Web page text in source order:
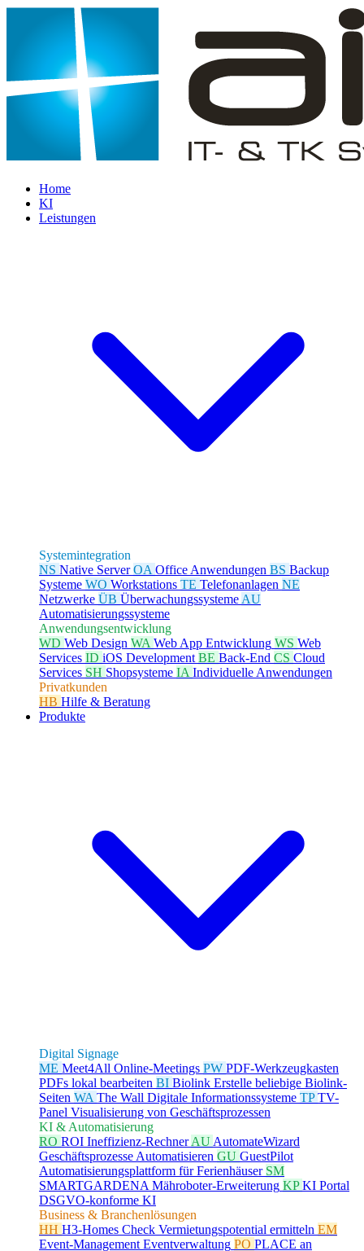
Home
KI
Leistungen
Systemintegration
NS Native Server OA Office Anwendungen BS Backup
Systeme WO Workstations TE Telefonanlagen NE
Netzwerke ÜB Überwachungssysteme AU
Automatisierungssysteme
Anwendungsentwicklung
WD Web Design WA Web App Entwicklung WS Web
Services ID iOS Development BE Back-End CS Cloud
Services SH Shopsysteme IA Individuelle Anwendungen
Privatkunden
HB Hilfe & Beratung
Produkte
Digital Signage
ME Meet4All Online-Meetings PW PDF-Werkzeugkasten
PDFs lokal bearbeiten BI Biolink Erstelle beliebige Biolink-
Seiten WA The Wall Digitale Informationssysteme TPTV-
Panel Visualisierung von Geschäftsprozessen
KI & Automatisierung
RO ROI Ineffizienz-Rechner AU AutomateWizard
Geschäftsprozesse Automatisieren GU GuestPilot
Automatisierungsplattform für Ferienhäuser SM
SMARTGARDENA Mähroboter-Erweiterung KPKI Portal
DSGVO-konforme KI
Business & Branchenlösungen
HH H3-Homes Check Vermietungspotential ermitteln EM
Event-Management Eventverwaltung PO PLACE an